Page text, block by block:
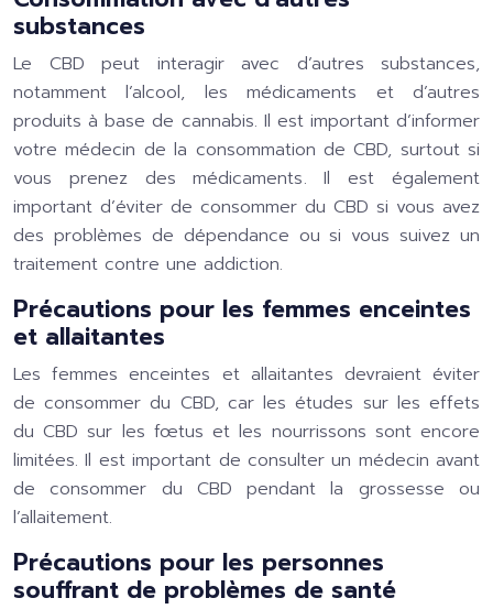
substances
Le CBD peut interagir avec d’autres substances,
notamment l’alcool, les médicaments et d’autres
produits à base de cannabis. Il est important d’informer
votre médecin de la consommation de CBD, surtout si
vous prenez des médicaments. Il est également
important d’éviter de consommer du CBD si vous avez
des problèmes de dépendance ou si vous suivez un
traitement contre une addiction.
Précautions pour les femmes enceintes
et allaitantes
Les femmes enceintes et allaitantes devraient éviter
de consommer du CBD, car les études sur les effets
du CBD sur les fœtus et les nourrissons sont encore
limitées. Il est important de consulter un médecin avant
de consommer du CBD pendant la grossesse ou
l’allaitement.
Précautions pour les personnes
souffrant de problèmes de santé